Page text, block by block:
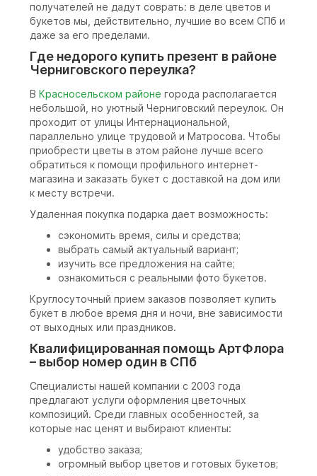
получателей не дадут соврать: в деле цветов и
букетов мы, действительно, лучшие во всем СПб и
даже за его пределами.
Где недорого купить презент в районе
Черниговского переулка?
В Красносельском районе города располагается
небольшой, но уютный Черниговский переулок. Он
проходит от улицы Интернациональной,
параллельно улице трудовой и Матросова. Чтобы
приобрести цветы в этом районе лучше всего
обратиться к помощи профильного интернет-
магазина и заказать букет с доставкой на дом или
к месту встречи.
Удаленная покупка подарка дает возможность:
сэкономить время, силы и средства;
выбрать самый актуальный вариант;
изучить все предложения на сайте;
ознакомиться с реальными фото букетов.
Круглосуточный прием заказов позволяет купить
букет в любое время дня и ночи, вне зависимости
от выходных или праздников.
Квалифицированная помощь АртФлора
– выбор номер один в СПб
Специалисты нашей компании с 2003 года
предлагают услуги оформления цветочных
композиций. Среди главных особенностей, за
которые нас ценят и выбирают клиенты:
удобство заказа;
огромный выбор цветов и готовых букетов;